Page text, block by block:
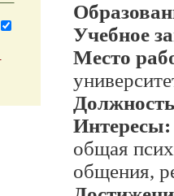
Учебное
Место
Интересы:
общая
общения,